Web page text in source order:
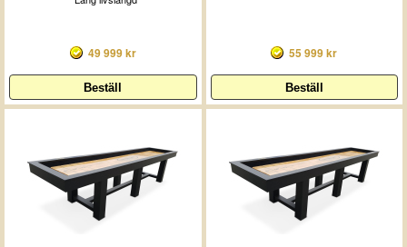
49 999 kr 55 999 kr